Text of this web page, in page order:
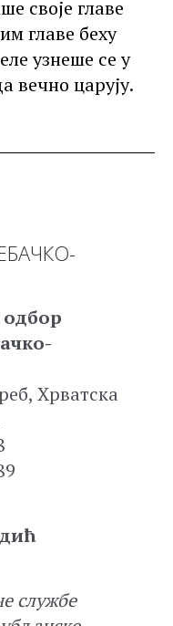
своје главе
главе беху
узнеше се у
вечно царују.
одбор
Хрватска
службе